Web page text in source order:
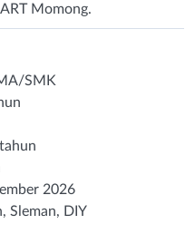
Momong.
SMK
2026
Sleman, DIY